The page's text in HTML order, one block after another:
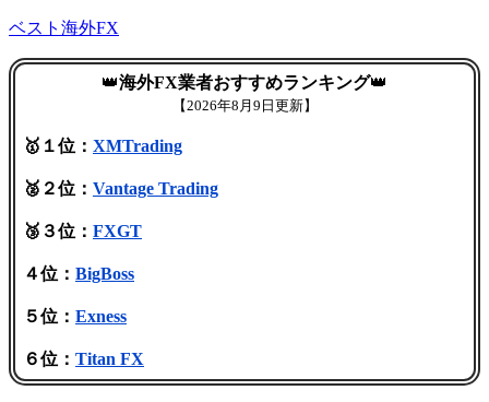
ベスト海外FX
👑海外FX業者おすすめランキング👑
【2026年8月9日更新】
🥇１位： XMTrading
🥈２位： Vantage Trading
🥉３位： FXGT
４位： BigBoss
５位： Exness
６位： Titan FX